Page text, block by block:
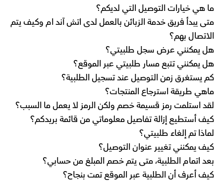
ما هي خيارات التوصيل التي لديكم؟
متى يبدأ فريق خدمة الزبائن بالعمل لدى اتش آند ام وكيف يتم
الاتصال بهم؟
هل يمكنني عرض سجل طلبيتي؟
هل يمكنني تتبع مسار طلبيتي عبر الموقع؟
كم يستغرق زمن التوصيل عند تسجيل الطلبية؟
ماهي طريقة استرجاع المنتجات؟
لقد استلمت رمز قسيمة خصم ولكن الرمز لا يعمل ما السبب؟
كيف أستطيع إزالة تفاصيل معلوماتي من قائمة بريدكم؟
لماذا تم إلغاء طلبيتي؟
كيف يمكنني تغيير عنوان التوصيل؟
بعد اتمام الطلبية، متى يتم خصم المبلغ من حسابي؟
كيف أعرف أن الطلبية عبر الموقع تمت بنجاح؟